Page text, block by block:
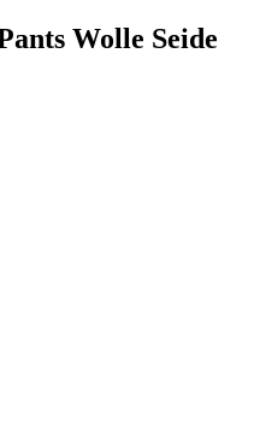
Wolle Seide